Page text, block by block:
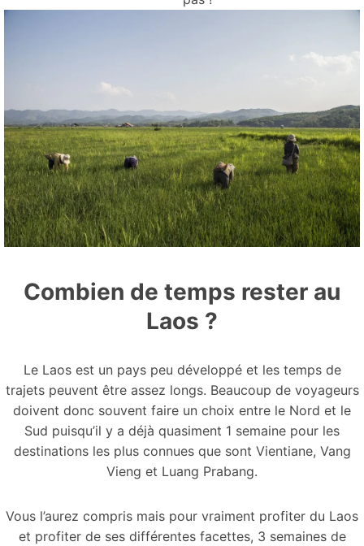
Combien de temps rester au
Laos ?
Le Laos est un pays peu développé et les temps de
trajets peuvent être assez longs. Beaucoup de voyageurs
doivent donc souvent faire un choix entre le Nord et le
Sud puisqu’il y a déjà quasiment 1 semaine pour les
destinations les plus connues que sont Vientiane, Vang
Vieng et Luang Prabang.
Vous l’aurez compris mais pour vraiment profiter du Laos
et profiter de ses différentes facettes, 3 semaines de